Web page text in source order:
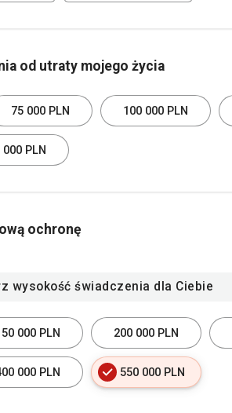
od utraty mojego życia
75 000 PLN 100 000 PLN
PLN
ochronę
wysokość świadczenia dla Ciebie
000 PLN 200 000 PLN
000 PLN 550 000 PLN